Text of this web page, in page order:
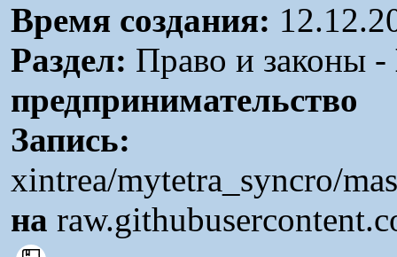
Время создания:
Раздел: Право и законы -
предпринимательство
Запись:
xintrea/mytetra_syncro/
на